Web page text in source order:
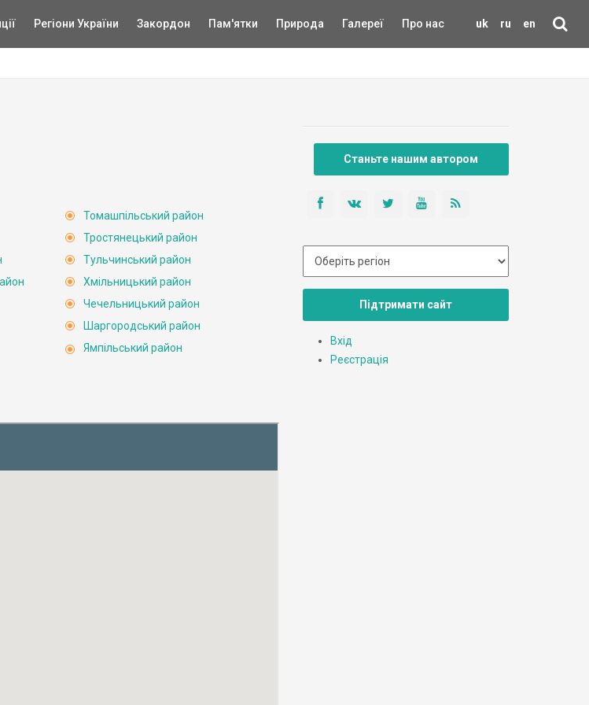
uk ru en
Регіони України Закордон Пам'ятки Природа Галереї Про нас
Томашпільський район
Тростянецький район
Тульчинський район
Хмільницький район
Чечельницький район
Шаргородський район
Ямпільський район
Станьте нашим автором
Підтримати сайт
Вхід
Реєстрація